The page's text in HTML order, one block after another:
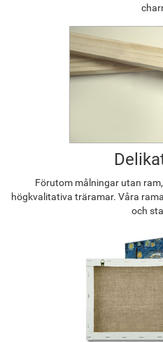
Förutom målningar utan
högkvalitativa träramar. Våra
och